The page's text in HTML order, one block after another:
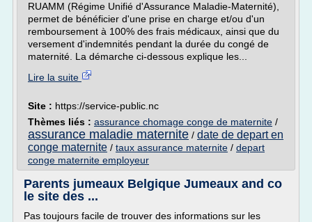
RUAMM (Régime Unifié d'Assurance Maladie-Maternité),
permet de bénéficier d'une prise en charge et/ou d'un
remboursement à 100% des frais médicaux, ainsi que du
versement d'indemnités pendant la durée du congé de
maternité. La démarche ci-dessous explique les...
Lire la suite
Site : https://service-public.nc
Thèmes liés : assurance chomage conge de maternite /
assurance maladie maternite / date de depart en
conge maternite / taux assurance maternite / depart
conge maternite employeur
Parents jumeaux Belgique Jumeaux and co
le site des ...
Pas toujours facile de trouver des informations sur les